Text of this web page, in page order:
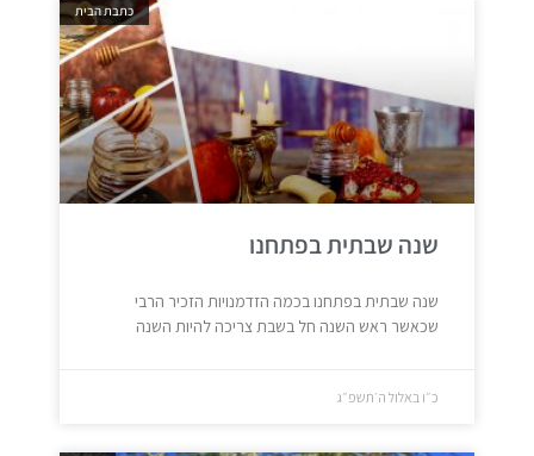
כתבת הבית
שנה שבתית בפתחנו
שנה שבתית בפתחנו בכמה הזדמנויות הזכיר הרבי
שכאשר ראש השנה חל בשבת צריכה להיות השנה
כ״ו באלול ה׳תשפ״ג